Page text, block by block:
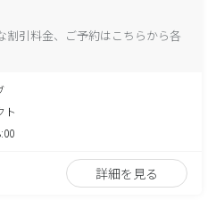
割引料金、ご予約はこちらから各
ト
詳細を見る